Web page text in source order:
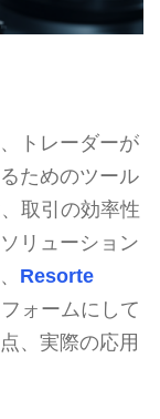
トレーダーが
ためのツール
取引の効率性
リューション
Resorte
ォームにして
、実際の応用